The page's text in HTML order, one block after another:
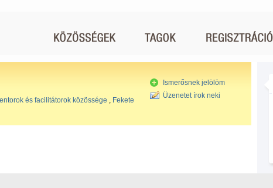
és facilitátorok közössége , Fekete
Ismerősnek jelölöm
Üzenetet írok neki